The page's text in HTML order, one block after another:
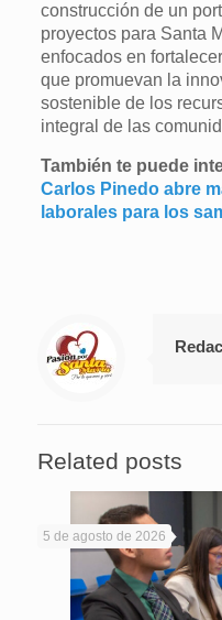
construcción de un
proyectos para Santa
enfocados en
que promuevan la
sostenible de los
integral de las
También te puede
Carlos Pinedo abre
laborales para los
Related posts
5 de agosto de 2026